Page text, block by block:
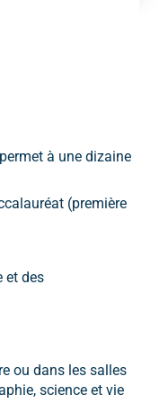
à une dizaine
(première
et des
ou dans les salles
science et vie